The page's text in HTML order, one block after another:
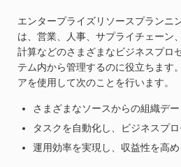
エンタープライズリソースプランニ
は、営業、人事、サプライチェーン
計算などのさまざまなビジネスプロ
テム内から管理するのに役立ちます
アを使用して次のことを行います。
さまざまなソースからの組織デ
タスクを自動化し、ビジネスプ
運用効率を実現し、収益性を高め